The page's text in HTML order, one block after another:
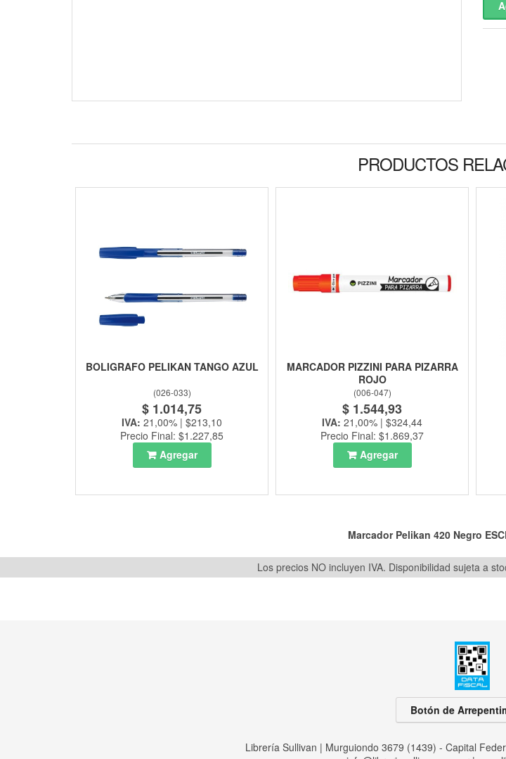
PRODUCTOS
BOLIGRAFO PELIKAN TANGO AZUL
(026-033)
$ 1.014,75
IVA: 21,00% | $213,10
Precio Final: $1.227,85
Agregar
MARCADOR PIZZINI PARA PIZARRA
ROJO
(006-047)
$ 1.544,93
IVA: 21,00% | $324,44
Precio Final: $1.869,37
Agregar
Marcador Pelikan 420 Negro
Los precios NO incluyen IVA. Disponibilidad sujeta a
Botón de
Librería Sullivan | Murguiondo 3679 (1439) - Capital